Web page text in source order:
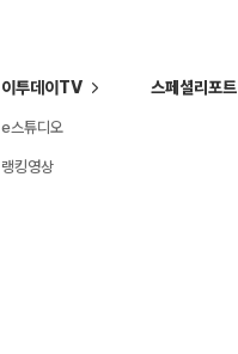
이투데이TV
e스튜디오
랭킹영상
스페셜리포트